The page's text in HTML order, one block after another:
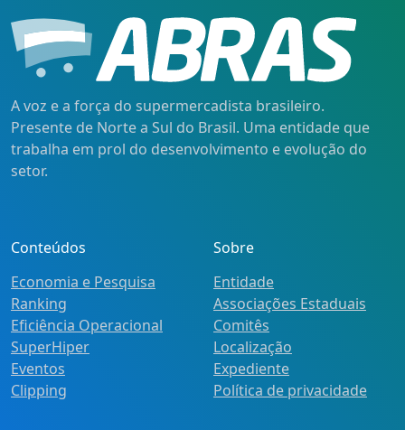
A voz e a força do supermercadista brasileiro.
Presente de Norte a Sul do Brasil. Uma entidade que
trabalha em prol do desenvolvimento e evolução do
setor.
Conteúdos
Economia e Pesquisa
Ranking
Eficiência Operacional
SuperHiper
Eventos
Clipping
Sobre
Entidade
Associações Estaduais
Comitês
Localização
Expediente
Política de privacidade